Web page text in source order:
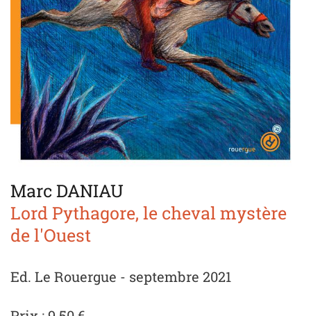
Marc DANIAU
Lord Pythagore, le cheval mystère
de l'Ouest
Ed. Le Rouergue - septembre 2021